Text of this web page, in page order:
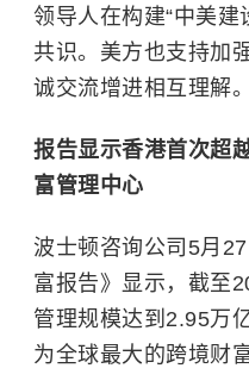
领导人在构建“中美建
共识。美方也支持加
诚交流增进相互理解
报告显示香港首次超
富管理中心
波士顿咨询公司5月
富报告》显示，截至
管理规模达到2.95万
为全球最大的跨境财